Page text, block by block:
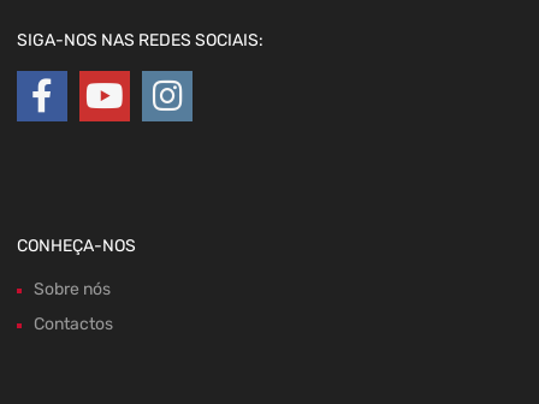
SIGA-NOS NAS REDES SOCIAIS:
CONHEÇA-NOS
Sobre nós
Contactos